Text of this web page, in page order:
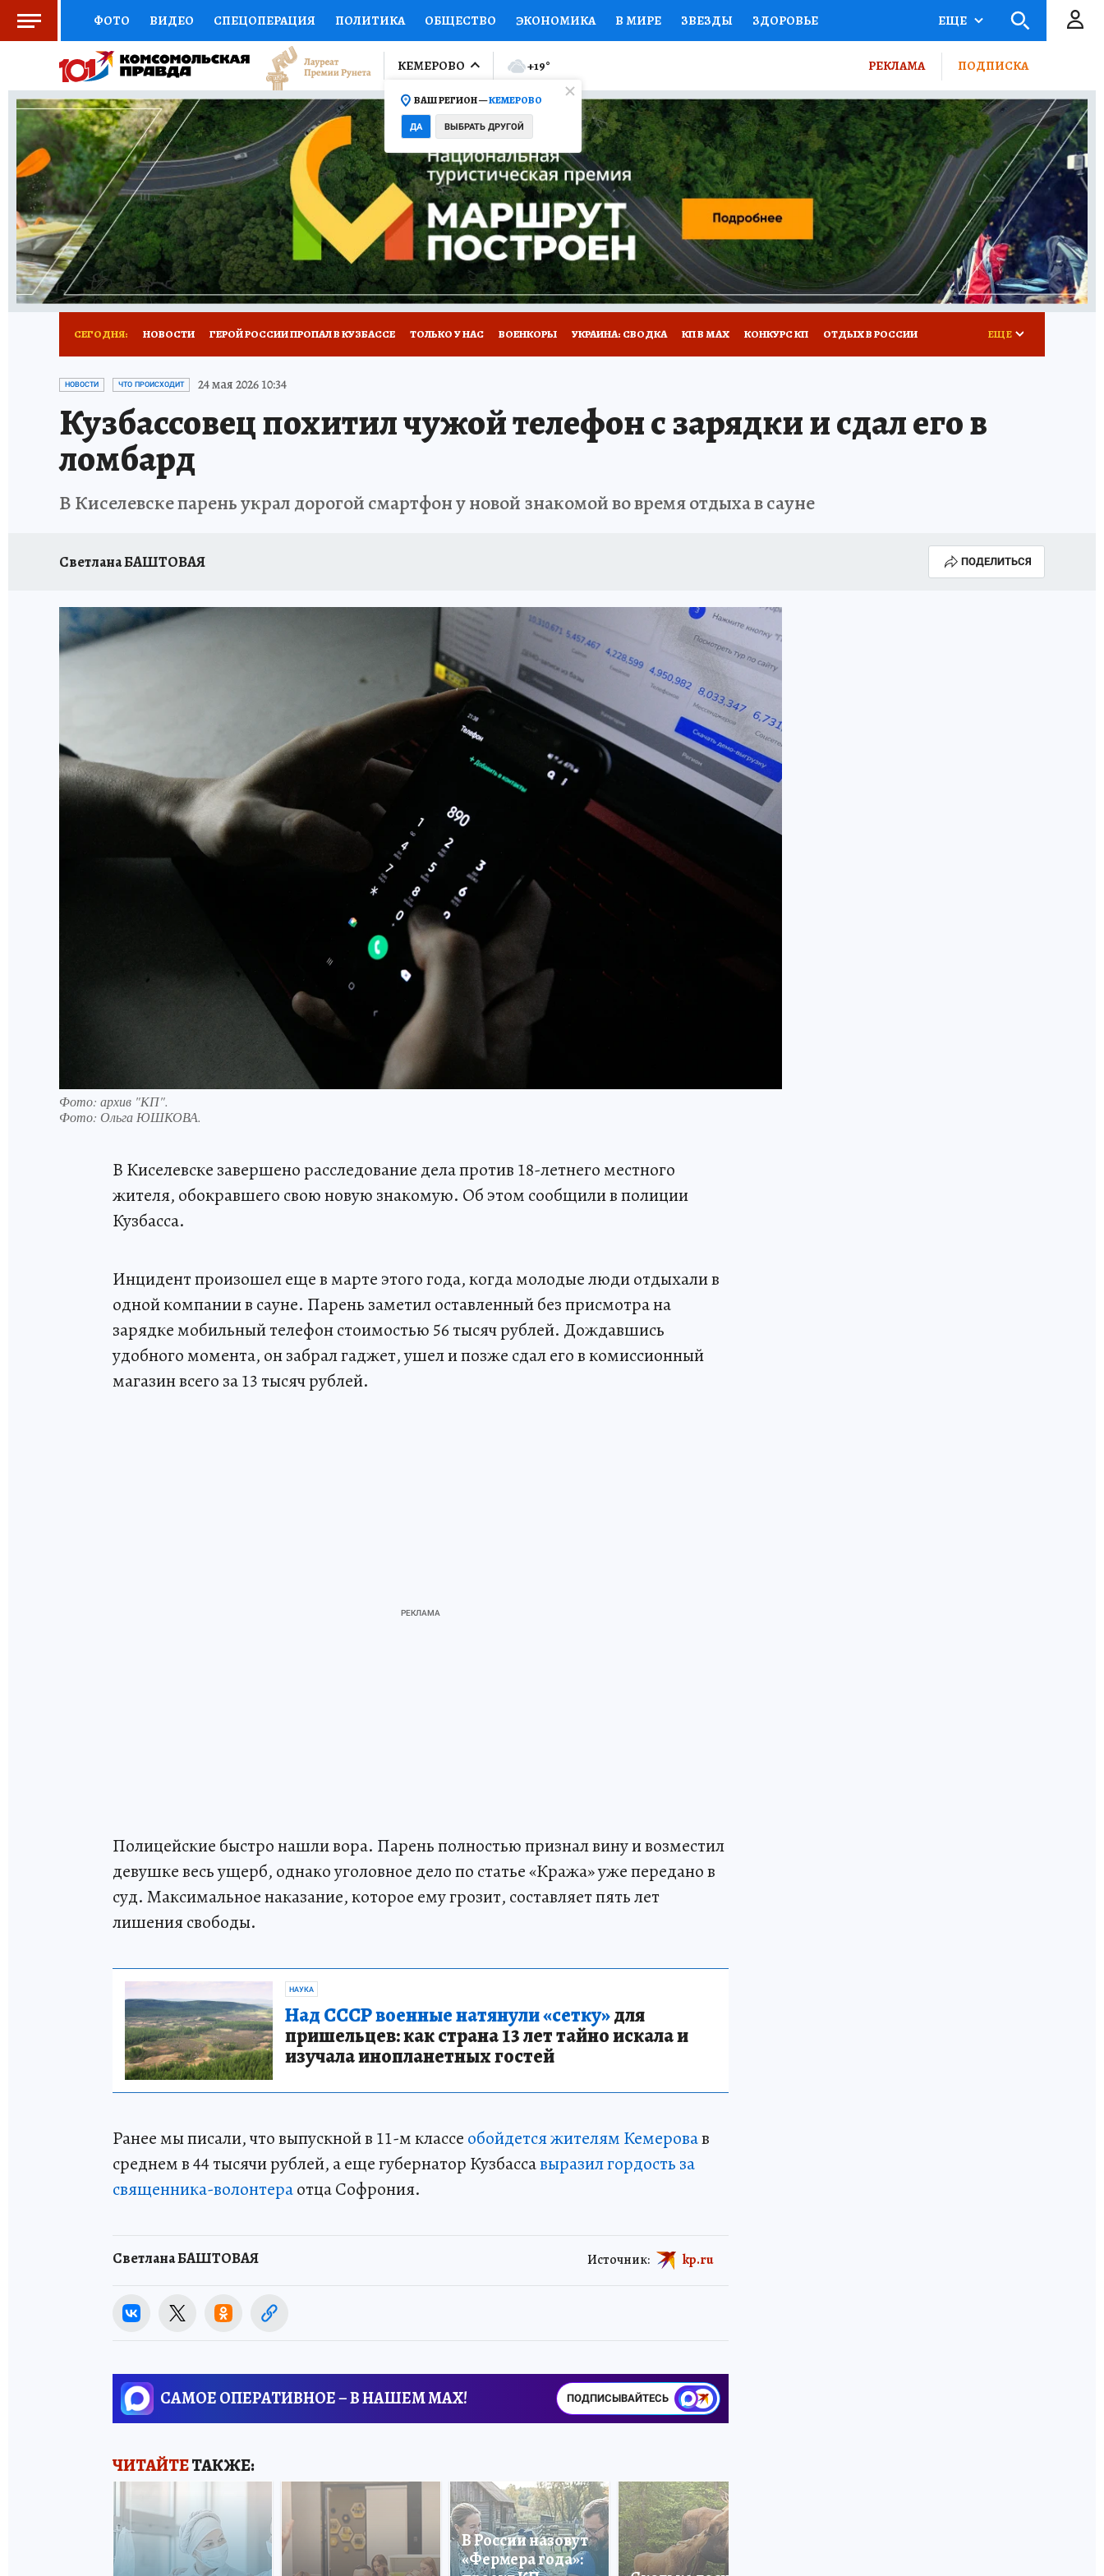
ФОТО ВИДЕО СПЕЦОПЕРАЦИЯ ПОЛИТИКА ОБЩЕСТВО ЭКОНОМИКА В МИРЕ ЗВЕЗДЫ ЗДОРОВЬЕ
СОЦПОДДЕРЖКА НАУКА СПОРТ КОЛУМНИСТЫ ПРОИСШЕСТВИЯ
ВЫБОР ЭКСПЕРТОВ ДОКТОР ФИНАНСЫ ОТКРЫВАЕМ МИР Я ЗНАЮ СЕМЬЯ ЖЕНСКИЕ СЕКРЕТЫ ПУТЕВОДИТЕЛЬ
КНИЖНАЯ ПОЛКА ПРОГНОЗЫ НА СПОРТ ПРОМОКОДЫ СЕРИАЛЫ СПЕЦПРОЕКТЫ ДЕФИЦИТ ЖЕЛЕЗА ТУРИЗМ
ПРЕСС-ЦЕНТР НЕДВИЖИМОСТЬ ТЕЛЕВИЗОР КОНКУРСЫ РАБОТА У НАС ГИД ПОТРЕБИТЕЛЯ ВСЕ О КП РАДИО КП
РЕКЛАМА ТЕСТЫ НОВОЕ НА САЙТЕ
ЕЩЕ
КЕМЕРОВО
ВАШ РЕГИОН —КЕМЕРОВО
ДА ВЫБРАТЬ ДРУГОЙ
+19° РЕКЛАМА ПОДПИСКА
СЕГОДНЯ: НОВОСТИ ГЕРОЙ РОССИИ ПРОПАЛ В КУЗБАССЕ ТОЛЬКО У НАС ВОЕНКОРЫ УКРАИНА: СВОДКА КП В МАХ КОНКУРС КП ОТДЫХ В РОССИИ
ЗАПОВЕДНАЯ РОССИЯ ПРОИСШЕСТВИЯ
ЕЩЕ
НОВОСТИ ЧТО ПРОИСХОДИТ 24 мая 2026 10:34
Кузбассовец похитил чужой телефон с зарядки и сдал его в
ломбард
В Киселевске парень украл дорогой смартфон у новой знакомой во время отдыха в сауне
Светлана БАШТОВАЯ ПОДЕЛИТЬСЯ
Фото: архив "КП".
Фото: Ольга ЮШКОВА.
В Киселевске завершено расследование дела против 18-летнего местного
жителя, обокравшего свою новую знакомую. Об этом сообщили в полиции
Кузбасса.
Инцидент произошел еще в марте этого года, когда молодые люди отдыхали в
одной компании в сауне. Парень заметил оставленный без присмотра на
зарядке мобильный телефон стоимостью 56 тысяч рублей. Дождавшись
удобного момента, он забрал гаджет, ушел и позже сдал его в комиссионный
магазин всего за 13 тысяч рублей.
Полицейские быстро нашли вора. Парень полностью признал вину и возместил
девушке весь ущерб, однако уголовное дело по статье «Кража» уже передано в
суд. Максимальное наказание, которое ему грозит, составляет пять лет
лишения свободы.
НАУКА
Над СССР военные натянули «сетку»для
пришельцев: как страна 13 лет тайно искала и
изучала инопланетных гостей
Ранее мы писали, что выпускной в 11-м классе обойдется жителям Кемеровав
среднем в 44 тысячи рублей, а еще губернатор Кузбассавыразил гордость за
священника-волонтераотца Софрония.
Светлана БАШТОВАЯ Источник: kp.ru
САМОЕ ОПЕРАТИВНОЕ – В НАШЕМ MAX! ПОДПИСЫВАЙТЕСЬ
ЧИТАЙТЕТАКЖЕ:
В России назовут
«Фермера года»: